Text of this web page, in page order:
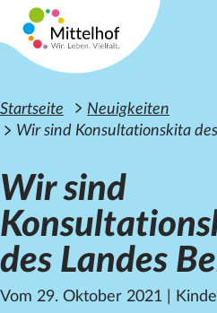
Zum Hauptinhalt der Seite
Lage
Startseite
Orte
Startseite
Neuigkeiten
Wir sind Konsultationskita
Wir sind
des Landes
Vom 29. Oktober 2021